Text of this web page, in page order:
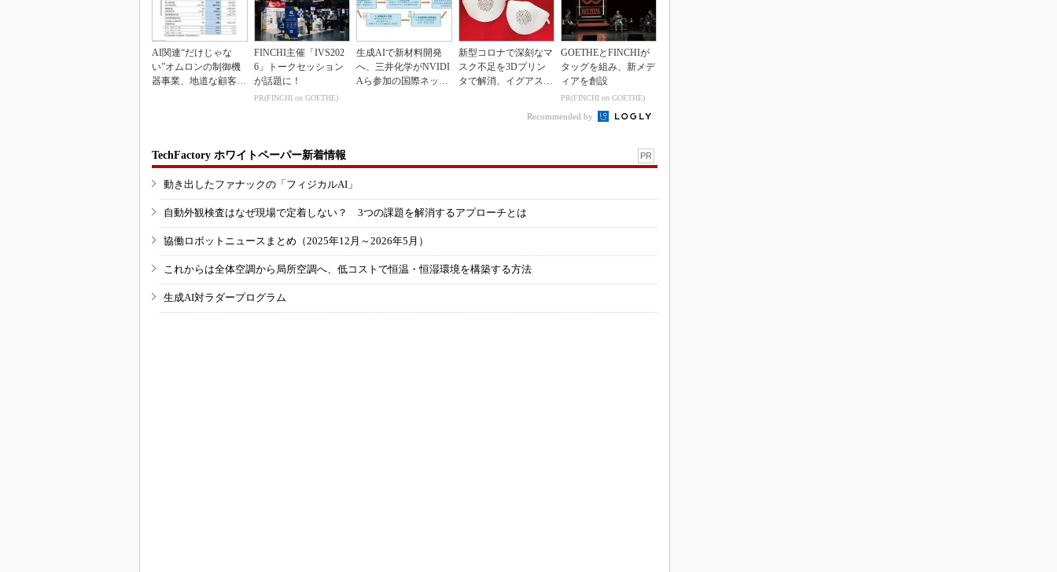
AI関連“だけじゃな
い”オムロンの制御機
器事業、地道な顧客基
FINCHI主催「IVS202
6」トークセッション
が話題に！
PR(FINCHI on GOETHE)
生成AIで新材料開発
へ、三井化学がNVIDI
Aら参加の国際ネット
新型コロナで深刻なマ
スク不足を3Dプリン
タで解消、イグアスが
GOETHEとFINCHIが
タッグを組み、新メデ
ィアを創設
PR(FINCHI on GOETHE)
Recommended by
TechFactory ホワイトペーパー新着情報 PR
動き出したファナックの「フィジカルAI」
自動外観検査はなぜ現場で定着しない？ 3つの課題を解消するアプローチとは
協働ロボットニュースまとめ（2025年12月～2026年5月）
これからは全体空調から局所空調へ、低コストで恒温・恒湿環境を構築する方法
生成AI対ラダープログラム